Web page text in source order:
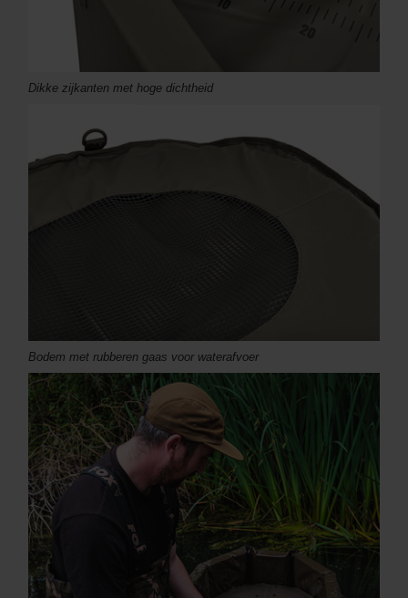
Dikke zijkanten met hoge dichtheid
Bodem met rubberen gaas voor waterafvoer